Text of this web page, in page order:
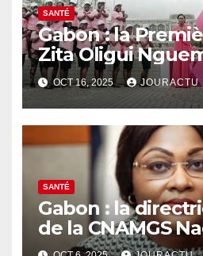
SANTÉ
Gabon : la
Zita Oligui
campagne
« Maison
OCT 16, 2025 JOURACTU
SANTÉ
Gabon : la
de la CNAMGS
Christelle Koye